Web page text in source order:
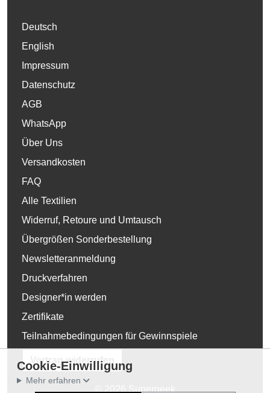
Deutsch
English
Impressum
Datenschutz
AGB
WhatsApp
Über Uns
Versandkosten
FAQ
Alle Textilien
Widerruf, Retoure und Umtausch
Übergrößen Sonderbestellung
Newsletteranmeldung
Druckverfahren
Designer*in werden
Zertifikate
Teilnahmebedingungen für Gewinnspiele
Vertrag widerrufen
Cookie-Einwilligung
Mehr erfahren